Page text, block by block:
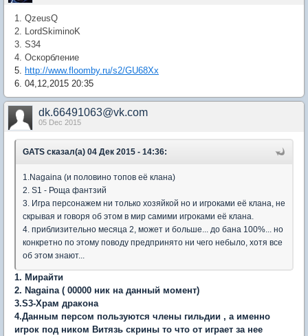
1. QzeusQ
2. LordSkiminoK
3. S34
4. Оскорбление
5. http://www.floomby.ru/s2/GU68Xx
6. 04,12,2015 20:35
dk.66491063@vk.com
05 Dec 2015
GATS сказал(а) 04 Дек 2015 - 14:36:
1.Nagaina (и половино топов её клана)
2. S1 - Роща фантзий
3. Игра персонажем ни только хозяйкой но и игроками её клана, не
скрывая и говоря об этом в мир самими игроками её клана.
4. приблизительно месяца 2, может и больше... до бана 100%... но
конкретно по этому поводу предпринято ни чего небыло, хотя все
об этом знают...
1. Мирайти
2. Nagaina ( 00000 ник на данный момент)
3.S3-Храм дракона
4.Данным персом пользуются члены гильдии , а именно
игрок под ником Витязь скрины то что от играет за нее